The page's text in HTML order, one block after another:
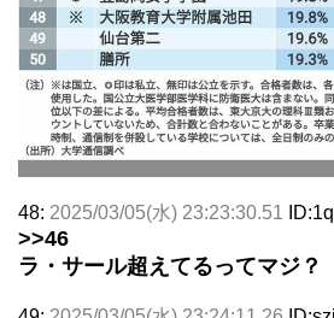
48: 2025/03/05(水) 23:23:30.51
>>46
ラ・サール超えてるってマジ？